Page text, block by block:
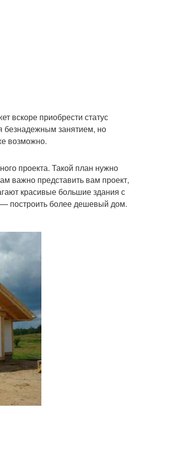
вскоре приобрести статус
безнадежным занятием, но
возможно.
проекта. Такой план нужно
важно представить вам проект,
красивые большие здания с
построить более дешевый дом.